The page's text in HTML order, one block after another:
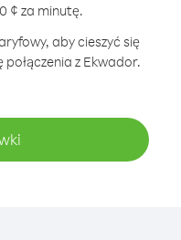
¢ za minutę.
aby cieszyć się
z Ekwador.